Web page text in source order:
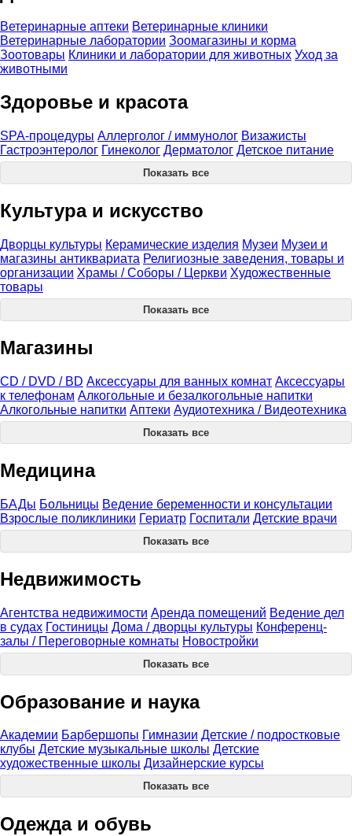
Ветеринарные аптеки Ветеринарные клиники
Ветеринарные лаборатории Зоомагазины и корма
Зоотовары Клиники и лаборатории для животных Уход за
животными
Здоровье и красота
SPA-процедуры Аллерголог / иммунолог Визажисты
Гастроэнтеролог Гинеколог Дерматолог Детское питание
Показать все
Культура и искусство
Дворцы культуры Керамические изделия Музеи Музеи и
магазины антиквариата Религиозные заведения, товары и
организации Храмы / Соборы / Церкви Художественные
товары
Показать все
Магазины
CD / DVD / BD Аксессуары для ванных комнат Аксессуары
к телефонам Алкогольные и безалкогольные напитки
Алкогольные напитки Аптеки Аудиотехника / Видеотехника
Показать все
Медицина
БАДы Больницы Ведение беременности и консультации
Взрослые поликлиники Гериатр Госпитали Детские врачи
Показать все
Недвижимость
Агентства недвижимости Аренда помещений Ведение дел
в судах Гостиницы Дома / дворцы культуры Конференц-
залы / Переговорные комнаты Новостройки
Показать все
Образование и наука
Академии Барбершопы Гимназии Детские / подростковые
клубы Детские музыкальные школы Детские
художественные школы Дизайнерские курсы
Показать все
Одежда и обувь